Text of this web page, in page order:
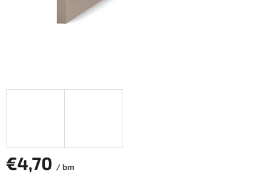
€4,70 / bm